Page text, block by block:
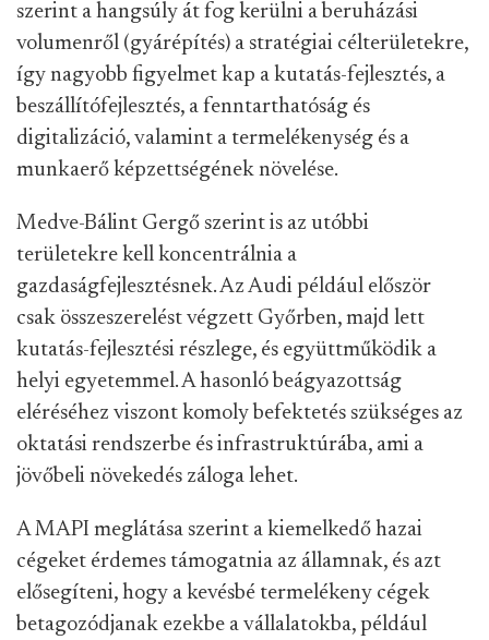
szerint a hangsúly át fog kerülni a beruházási
volumenről (gyárépítés) a stratégiai célterületekre,
így nagyobb figyelmet kap a kutatás-fejlesztés, a
beszállítófejlesztés, a fenntarthatóság és
digitalizáció, valamint a termelékenység és a
munkaerő képzettségének növelése.
Medve-Bálint Gergő szerint is az utóbbi
területekre kell koncentrálnia a
gazdaságfejlesztésnek. Az Audi például először
csak összeszerelést végzett Győrben, majd lett
kutatás-fejlesztési részlege, és együttműködik a
helyi egyetemmel. A hasonló beágyazottság
eléréséhez viszont komoly befektetés szükséges az
oktatási rendszerbe és infrastruktúrába, ami a
jövőbeli növekedés záloga lehet.
A MAPI meglátása szerint a kiemelkedő hazai
cégeket érdemes támogatnia az államnak, és azt
elősegíteni, hogy a kevésbé termelékeny cégek
betagozódjanak ezekbe a vállalatokba, például